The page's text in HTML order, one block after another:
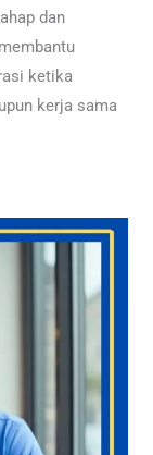
dan
ketika
kerja sama